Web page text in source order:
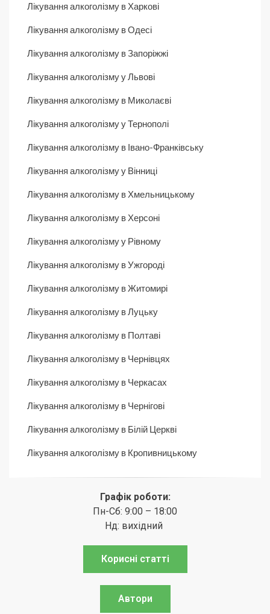
Лікування алкоголізму в Харкові
Лікування алкоголізму в Одесі
Лікування алкоголізму в Запоріжжі
Лікування алкоголізму у Львові
Лікування алкоголізму в Миколаєві
Лікування алкоголізму у Тернополі
Лікування алкоголізму в Івано-Франківську
Лікування алкоголізму у Вінниці
Лікування алкоголізму в Хмельницькому
Лікування алкоголізму в Херсоні
Лікування алкоголізму у Рівному
Лікування алкоголізму в Ужгороді
Лікування алкоголізму в Житомирі
Лікування алкоголізму в Луцьку
Лікування алкоголізму в Полтаві
Лікування алкоголізму в Чернівцях
Лікування алкоголізму в Черкасах
Лікування алкоголізму в Чернігові
Лікування алкоголізму в Білій Церкві
Лікування алкоголізму в Кропивницькому
Графік роботи:
Пн-Сб: 9:00 – 18:00
Нд: вихідний
Корисні статті
Автори